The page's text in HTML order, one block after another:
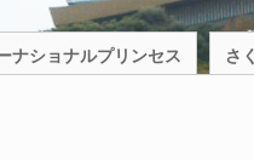
ナショナルプリンセス さ